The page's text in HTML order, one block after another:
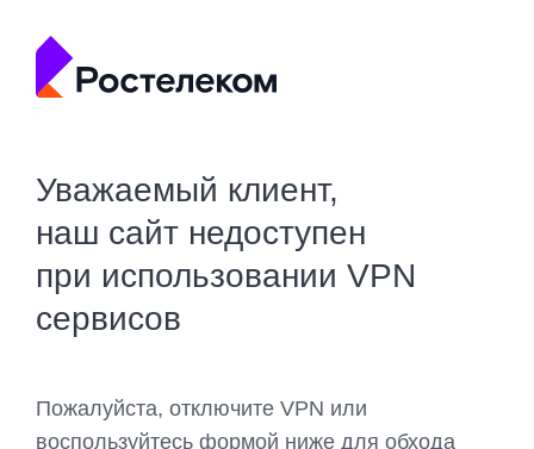
Уважаемый клиент,
наш сайт недоступен
при использовании VPN
сервисов
Пожалуйста, отключите VPN или
воспользуйтесь формой ниже для обхода